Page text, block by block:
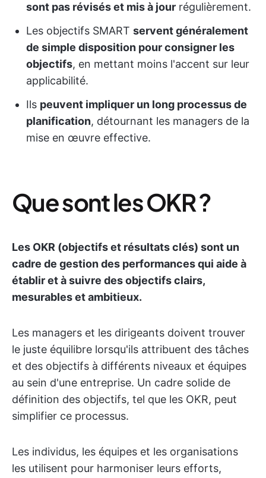
sont pas révisés et mis à jour régulièrement.
Les objectifs SMART servent généralement
de simple disposition pour consigner les
objectifs, en mettant moins l'accent sur leur
applicabilité.
Ils peuvent impliquer un long processus de
planification, détournant les managers de la
mise en œuvre effective.
Que sont les OKR ?
Les OKR (objectifs et résultats clés) sont un
cadre de gestion des performances qui aide à
établir et à suivre des objectifs clairs,
mesurables et ambitieux.
Les managers et les dirigeants doivent trouver
le juste équilibre lorsqu'ils attribuent des tâches
et des objectifs à différents niveaux et équipes
au sein d'une entreprise. Un cadre solide de
définition des objectifs, tel que les OKR, peut
simplifier ce processus.
Les individus, les équipes et les organisations
les utilisent pour harmoniser leurs efforts,